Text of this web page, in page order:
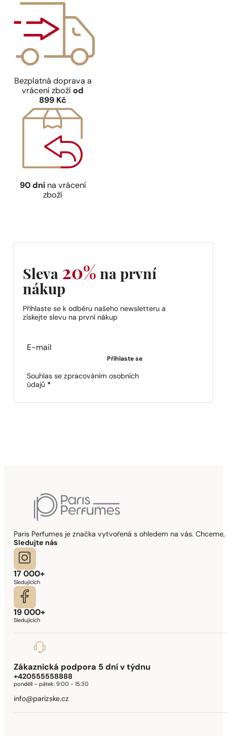
Bezplatná doprava a
vrácení zbožíod
899 Kč
90 dnína vrácení
zboží
Sleva 20% na první
nákup
Přihlaste se k odběru našeho newsletteru a
získejte slevu na první nákup
Section
Přihlaste se
Souhlas se zpracováním osobních
údajů *
Paris Perfumes je značka vytvořená s ohledem na vás.
Sledujte nás
17 000+
Sledujících
19 000+
Sledujících
Zákaznická podpora 5 dní v týdnu
+420555558888
pondělí – pátek:9:00 - 15:30
info@parizske.cz